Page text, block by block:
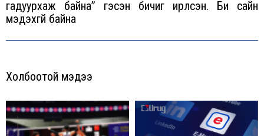
Next
гадуурхаж байна” гэсэн бичиг ирүүлсэн. Би сайн
мэдэхгүй байна
Холбоотой мэдээ